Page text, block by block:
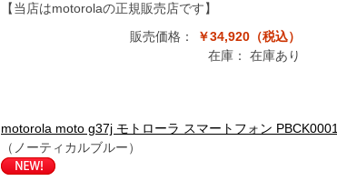
【当店はmotorolaの正規販売店です】
販売価格：
￥34,920（税込）
在庫：
在庫あり
motorola moto g37j モトローラ スマートフォン
（ノーティカルブルー）